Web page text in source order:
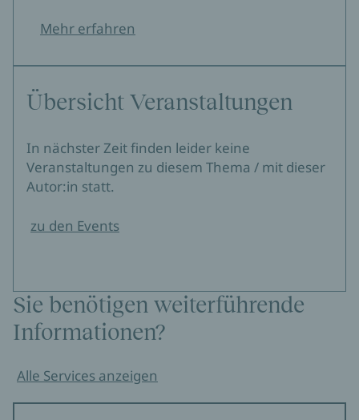
Mehr erfahren
Übersicht Veranstaltungen
In nächster Zeit finden leider keine
Veranstaltungen zu diesem Thema / mit dieser
Autor:in statt.
zu den Events
Sie benötigen weiterführende
Informationen?
Alle Services anzeigen